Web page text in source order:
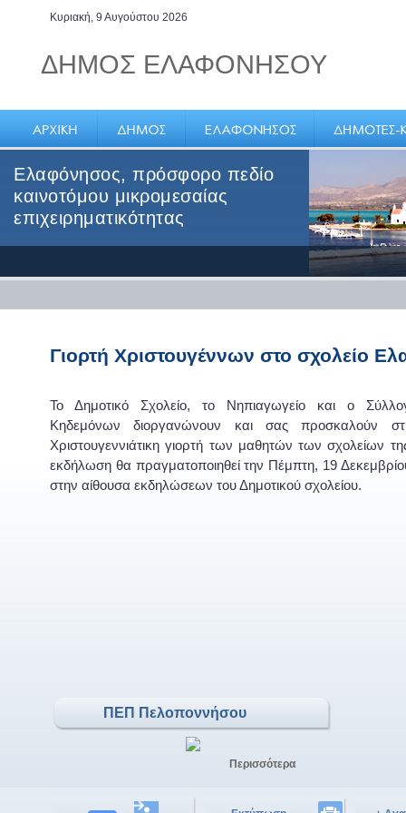
Κυριακή, 9 Αυγούστου 2026
ΔΗΜΟΣ ΕΛΑΦΟΝΗΣΟΥ
Ελαφόνησος, πρόσφορο πεδίο
καινοτόμου μικρομεσαίας
επιχειρηματικότητας
Γιορτή Χριστουγέννων στο σχολείο
Το Δημοτικό Σχολείο, το Νηπιαγωγείο και ο
Κηδεμόνων διοργανώνουν και σας προσκαλούν
Χριστουγεννιάτικη γιορτή των μαθητών των σχολείων
εκδήλωση θα πραγματοποιηθεί την Πέμπτη, 19
στην αίθουσα εκδηλώσεων του Δημοτικού σχολείου.
ΠΕΠ Πελοποννήσου
Περισσότερα